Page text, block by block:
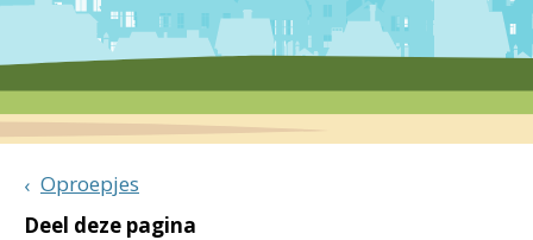
Oproepjes
Deel deze pagina